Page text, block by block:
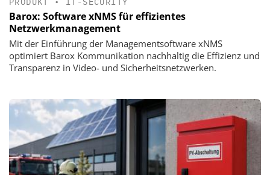
Barox: Software xNMS für effizientes
Netzwerkmanagement
Mit der Einführung der Managementsoftware xNMS
optimiert Barox Kommunikation nachhaltig die Effizienz und
Transparenz in Video- und Sicherheitsnetzwerken.